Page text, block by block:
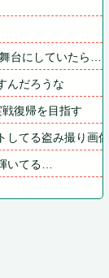
台にしていたら…
んだろうな
復帰を目指す
てる盗み撮り画
いてる…